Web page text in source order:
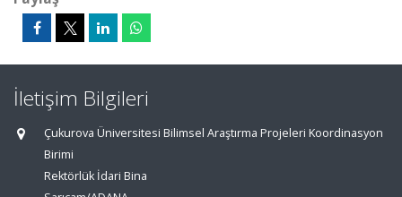
İletişim Bilgileri
Çukurova Üniversitesi Bilimsel Araştırma Projeleri Koordinasyon
Birimi
Rektörlük İdari Bina